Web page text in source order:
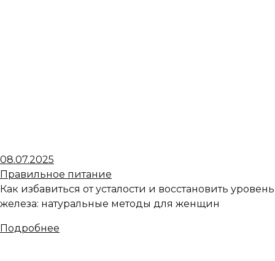
08.07.2025
Правильное питание
Как избавиться от усталости и восстановить уровень
железа: натуральные методы для женщин
Подробнее